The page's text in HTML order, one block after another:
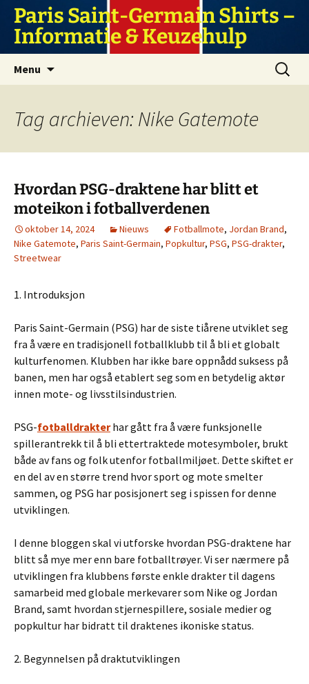
naar
inhoud
Paris Saint-Germain Shirts –
Informatie & Keuzehulp
Menu
Zoeken
naar:
Tag archieven: Nike Gatemote
Hvordan PSG-draktene har blitt et
moteikon i fotballverdenen
oktober 14, 2024 Nieuws Fotballmote, Jordan Brand,
Nike Gatemote, Paris Saint-Germain, Popkultur, PSG, PSG-drakter,
Streetwear
1. Introduksjon
Paris Saint-Germain (PSG) har de siste tiårene utviklet seg
fra å være en tradisjonell fotballklubb til å bli et globalt
kulturfenomen. Klubben har ikke bare oppnådd suksess på
banen, men har også etablert seg som en betydelig aktør
innen mote- og livsstilsindustrien.
PSG-fotballdrakter har gått fra å være funksjonelle
spillerantrekk til å bli ettertraktede motesymboler, brukt
både av fans og folk utenfor fotballmiljøet. Dette skiftet er
en del av en større trend hvor sport og mote smelter
sammen, og PSG har posisjonert seg i spissen for denne
utviklingen.
I denne bloggen skal vi utforske hvordan PSG-draktene har
blitt så mye mer enn bare fotballtrøyer. Vi ser nærmere på
utviklingen fra klubbens første enkle drakter til dagens
samarbeid med globale merkevarer som Nike og Jordan
Brand, samt hvordan stjernespillere, sosiale medier og
popkultur har bidratt til draktenes ikoniske status.
2. Begynnelsen på draktutviklingen